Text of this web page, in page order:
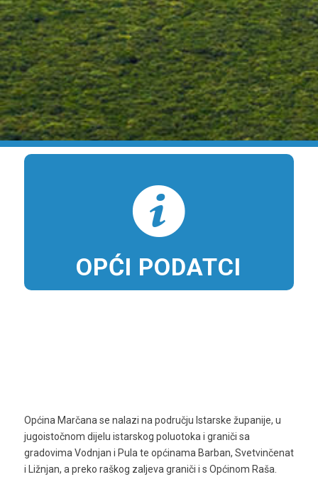
OPĆI PODATCI
Općina Marčana se nalazi na području Istarske županije, u
jugoistočnom dijelu istarskog poluotoka i graniči sa
gradovima Vodnjan i Pula te općinama Barban, Svetvinčenat
i Ližnjan, a preko raškog zaljeva graniči i s Općinom Raša.